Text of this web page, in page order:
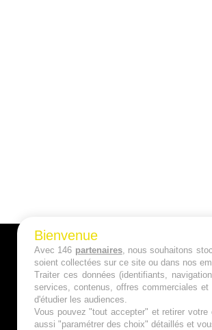
A
Qui sommes
Mentions
Bienvenue
Avec 146 partenaires, nous souhaitons
soient collectées sur ce site ou dans nos
Traiter ces données (identifiants,
services, contenus, offres commerciales
d'étudier les audiences.
Vous pouvez "tout accepter" et retirer
aussi "paramétrer des choix" détaillés et